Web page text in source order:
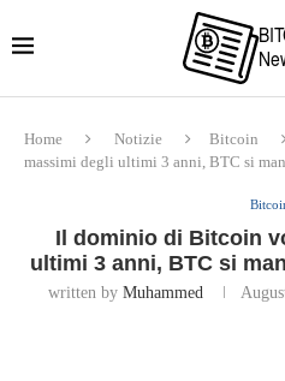
Home Notizie Bitcoin
massimi degli ultimi 3 anni, BTC si
Il dominio di Bitcoin
ultimi 3 anni, BTC si
written by Muhammed